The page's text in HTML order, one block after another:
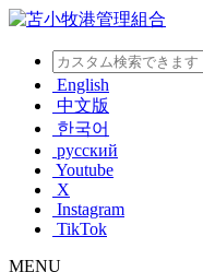
English
中文版
한국어
русский
Youtube
X
Instagram
TikTok
MENU